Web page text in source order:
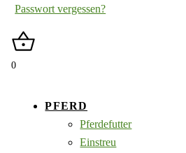
Passwort vergessen?
0
PFERD
Pferdefutter
Einstreu